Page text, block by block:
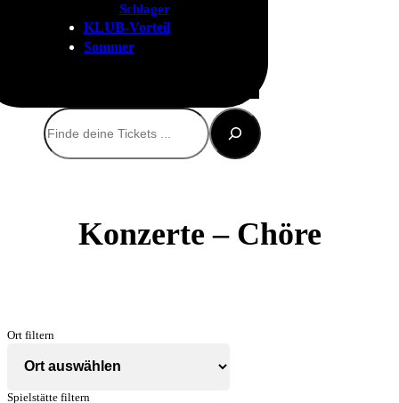
Schlager
KLUB-Vorteil
Sommer
Suchen
Konzerte – Chöre
Ort filtern
Spielstätte filtern